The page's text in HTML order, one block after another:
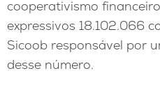
cooperativismo
expressivos 18.102.066
Sicoob responsável por
desse número.